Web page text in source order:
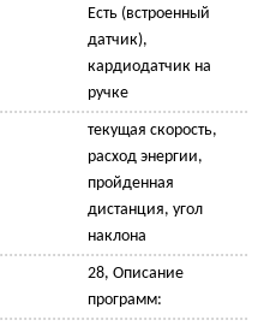
Есть (встроенный
датчик),
кардиодатчик на
ручке
текущая скорость,
расход энергии,
пройденная
дистанция, угол
наклона
28, Описание
программ: